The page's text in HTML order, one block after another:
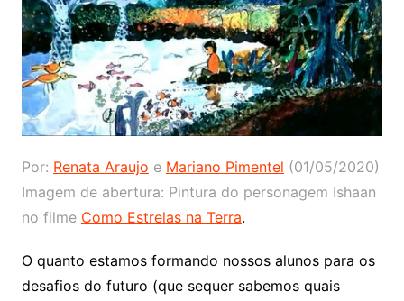
Por: Renata Araujo e Mariano Pimentel (01/05/2020)
Imagem de abertura: Pintura do personagem Ishaan
no filme Como Estrelas na Terra.
O quanto estamos formando nossos alunos para os
desafios do futuro (que sequer sabemos quais